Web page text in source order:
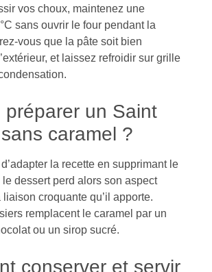
vos choux, maintenez une
sans ouvrir le four pendant la
vous que la pâte soit bien
et laissez refroidir sur grille
préparer un Saint
caramel ?
d’adapter la recette en supprimant le
dessert perd alors son aspect
croquante qu’il apporte.
remplacent le caramel par un
ou un sirop sucré.
conserver et servir